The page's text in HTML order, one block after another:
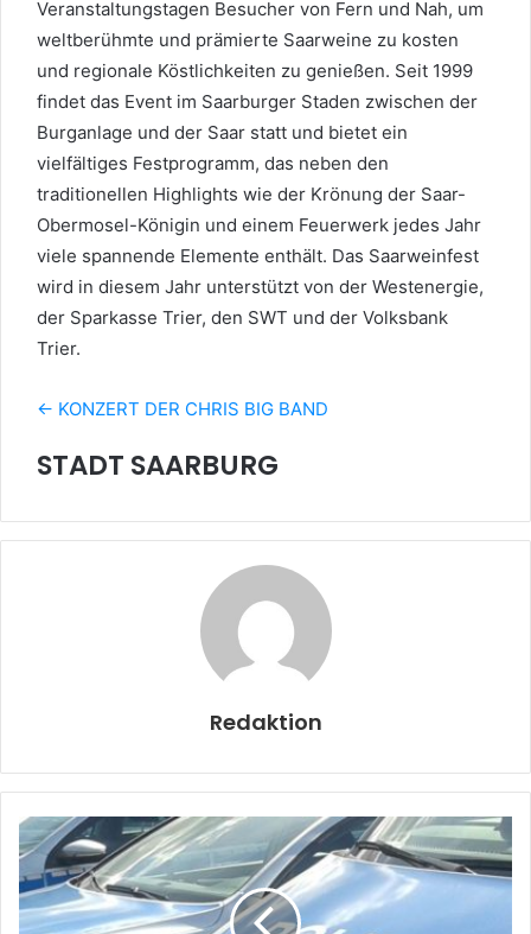
Veranstaltungstagen Besucher von Fern und Nah, um
weltberühmte und prämierte Saarweine zu kosten
und regionale Köstlichkeiten zu genießen. Seit 1999
findet das Event im Saarburger Staden zwischen der
Burganlage und der Saar statt und bietet ein
vielfältiges Festprogramm, das neben den
traditionellen Highlights wie der Krönung der Saar-
Obermosel-Königin und einem Feuerwerk jedes Jahr
viele spannende Elemente enthält. Das Saarweinfest
wird in diesem Jahr unterstützt von der Westenergie,
der Sparkasse Trier, den SWT und der Volksbank
Trier.
← KONZERT DER CHRIS BIG BAND
STADT SAARBURG
Redaktion